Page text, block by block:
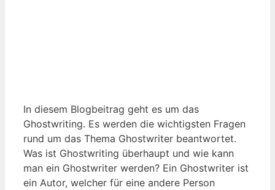
In diesem Blogbeitrag geht es um das
Ghostwriting. Es werden die wichtigsten Fragen
rund um das Thema Ghostwriter beantwortet.
Was ist Ghostwriting überhaupt und wie kann
man ein Ghostwriter werden? Ein Ghostwriter ist
ein Autor, welcher für eine andere Person